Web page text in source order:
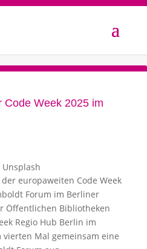
Code Week 2025 im
europaweiten Code Week
Forum im Berliner
Öffentlichen Bibliotheken
Regio Hub Berlin im
Mal gemeinsam eine